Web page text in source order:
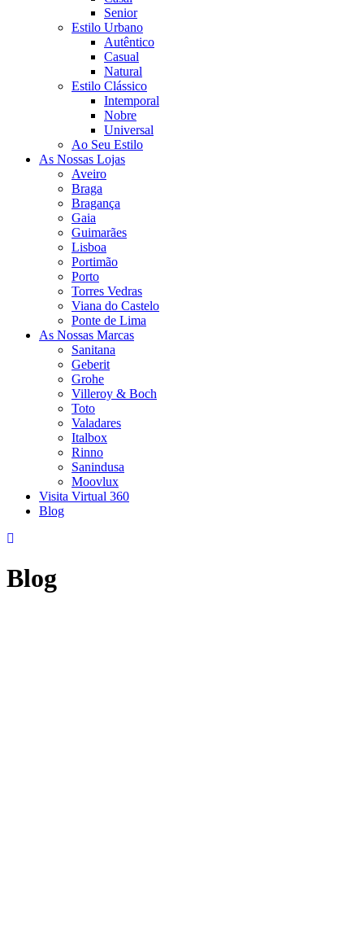
Senior
Estilo Urbano
Autêntico
Casual
Natural
Estilo Clássico
Intemporal
Nobre
Universal
Ao Seu Estilo
As Nossas Lojas
Aveiro
Braga
Bragança
Gaia
Guimarães
Lisboa
Portimão
Porto
Torres Vedras
Viana do Castelo
Ponte de Lima
As Nossas Marcas
Sanitana
Geberit
Grohe
Villeroy & Boch
Toto
Valadares
Italbox
Rinno
Sanindusa
Moovlux
Visita Virtual 360
Blog
Blog